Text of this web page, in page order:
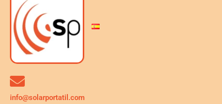
info@solarportatil.com